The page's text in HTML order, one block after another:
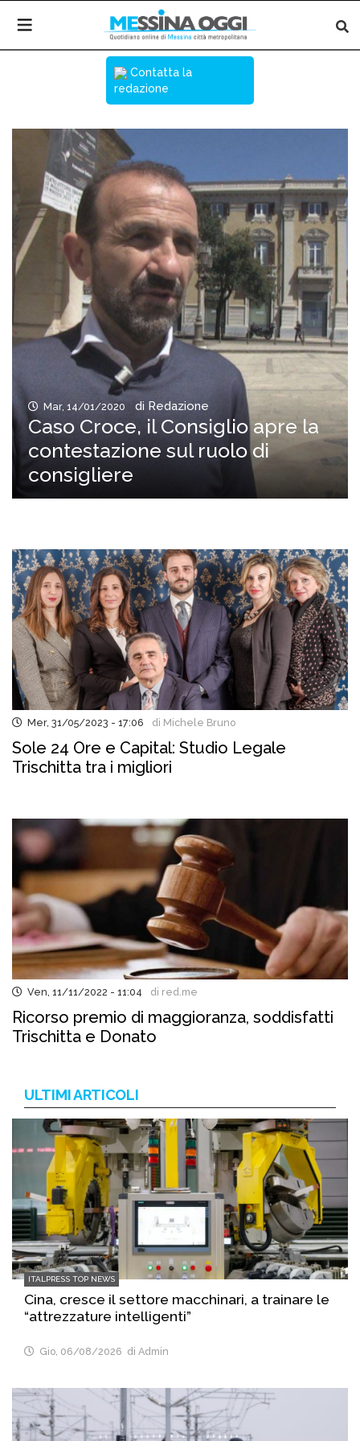
Contatta la
redazione
Mar, 14/01/2020 di Redazione
Caso Croce, il Consiglio apre la
contestazione sul ruolo di
consigliere
Mer, 31/05/2023 - 17:06 di Michele Bruno
Sole 24 Ore e Capital: Studio Legale
Trischitta tra i migliori
Ven, 11/11/2022 - 11:04 di red.me
Ricorso premio di maggioranza, soddisfatti
Trischitta e Donato
ULTIMI ARTICOLI
ITALPRESS TOP NEWS
Cina, cresce il settore macchinari, a trainare le
“attrezzature intelligenti”
Gio, 06/08/2026 di Admin